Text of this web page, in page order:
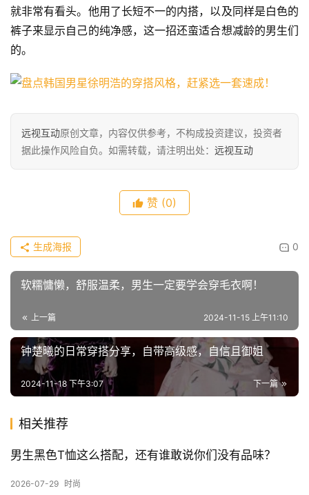
首
页
讯
就非常有看头。他用了长短不一的内搭，以及同样是白色的
裤子来显示自己的纯净感，这一招还蛮适合想减龄的男生们
的。
远视互动原创文章，内容仅供参考，不构成投资建议，投资者
据此操作风险自负。如需转载，请注明出处： 远视互动
赞 (0)
0
生成海报
软糯慵懒，舒服温柔，男生一定要学会穿毛衣啊！
上一篇 2024-11-15 上午11:10
钟楚曦的日常穿搭分享，自带高级感，自信且御姐
下一篇
2024-11-18 下午3:07
相关推荐
男生黑色T恤这么搭配，还有谁敢说你们没有品味？
2026-07-29 时尚